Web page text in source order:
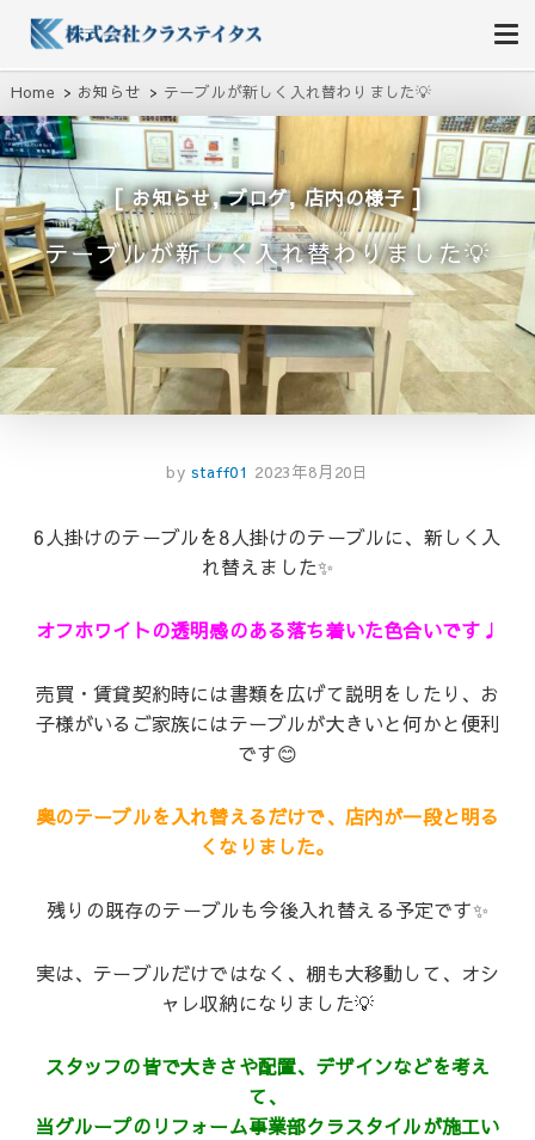
株式会社クラステイタス
地域のコミュニティーを大切にする企業
Home お知らせ テーブルが新しく入れ替わりました💡
お知らせ,ブログ,店内の様子
テーブルが新しく入れ替わりました💡
by staff01 2023年8月20日
6人掛けのテーブルを8人掛けのテーブルに、新しく入
れ替えました✨
オフホワイトの透明感のある落ち着いた色合いです♩
売買・賃貸契約時には書類を広げて説明をしたり、お
子様がいるご家族にはテーブルが大きいと何かと便利
です😊
奥のテーブルを入れ替えるだけで、店内が一段と明る
くなりました。
残りの既存のテーブルも今後入れ替える予定です✨
実は、テーブルだけではなく、棚も大移動して、オシ
ャレ収納になりました💡
スタッフの皆で大きさや配置、デザインなどを考え
て、
当グループのリフォーム事業部クラスタイルが施工い